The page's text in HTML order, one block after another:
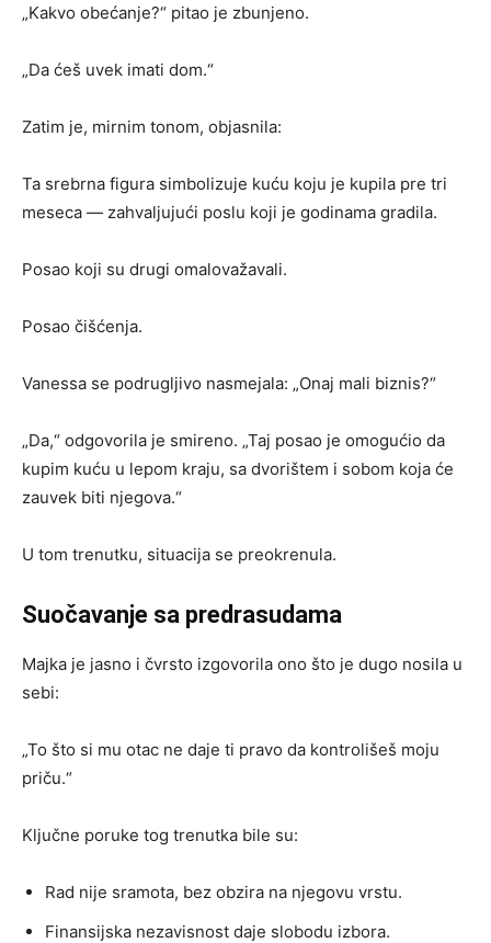
„Kakvo obećanje?“ pitao je zbunjeno.
„Da ćeš uvek imati dom.“
Zatim je, mirnim tonom, objasnila:
Ta srebrna figura simbolizuje kuću koju je kupila pre tri
meseca — zahvaljujući poslu koji je godinama gradila.
Posao koji su drugi omalovažavali.
Posao čišćenja.
Vanessa se podrugljivo nasmejala: „Onaj mali biznis?“
„Da,“ odgovorila je smireno. „Taj posao je omogućio da
kupim kuću u lepom kraju, sa dvorištem i sobom koja će
zauvek biti njegova.“
U tom trenutku, situacija se preokrenula.
Suočavanje sa predrasudama
Majka je jasno i čvrsto izgovorila ono što je dugo nosila u
sebi:
„To što si mu otac ne daje ti pravo da kontrolišeš moju
priču.“
Ključne poruke tog trenutka bile su:
Rad nije sramota, bez obzira na njegovu vrstu.
Finansijska nezavisnost daje slobodu izbora.